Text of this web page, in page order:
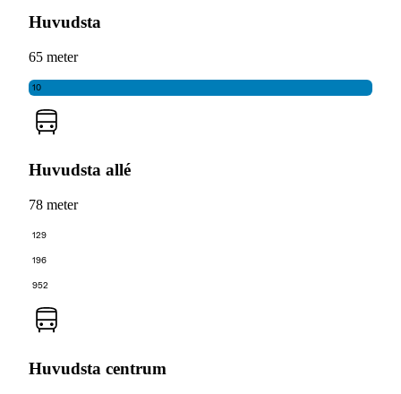
Huvudsta
65 meter
10
Huvudsta allé
78 meter
129
196
952
Huvudsta centrum